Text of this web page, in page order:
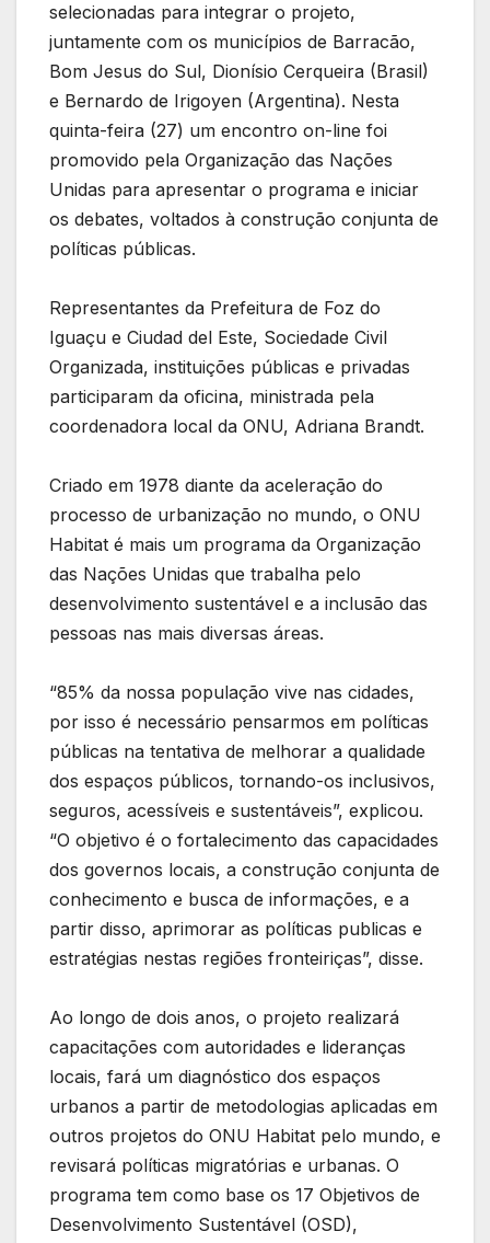
selecionadas para integrar o projeto,
juntamente com os municípios de Barracão,
Bom Jesus do Sul, Dionísio Cerqueira (Brasil)
e Bernardo de Irigoyen (Argentina). Nesta
quinta-feira (27) um encontro on-line foi
promovido pela Organização das Nações
Unidas para apresentar o programa e iniciar
os debates, voltados à construção conjunta de
políticas públicas.
Representantes da Prefeitura de Foz do
Iguaçu e Ciudad del Este, Sociedade Civil
Organizada, instituições públicas e privadas
participaram da oficina, ministrada pela
coordenadora local da ONU, Adriana Brandt.
Criado em 1978 diante da aceleração do
processo de urbanização no mundo, o ONU
Habitat é mais um programa da Organização
das Nações Unidas que trabalha pelo
desenvolvimento sustentável e a inclusão das
pessoas nas mais diversas áreas.
“85% da nossa população vive nas cidades,
por isso é necessário pensarmos em políticas
públicas na tentativa de melhorar a qualidade
dos espaços públicos, tornando-os inclusivos,
seguros, acessíveis e sustentáveis”, explicou.
“O objetivo é o fortalecimento das capacidades
dos governos locais, a construção conjunta de
conhecimento e busca de informações, e a
partir disso, aprimorar as políticas publicas e
estratégias nestas regiões fronteiriças”, disse.
Ao longo de dois anos, o projeto realizará
capacitações com autoridades e lideranças
locais, fará um diagnóstico dos espaços
urbanos a partir de metodologias aplicadas em
outros projetos do ONU Habitat pelo mundo, e
revisará políticas migratórias e urbanas. O
programa tem como base os 17 Objetivos de
Desenvolvimento Sustentável (OSD),